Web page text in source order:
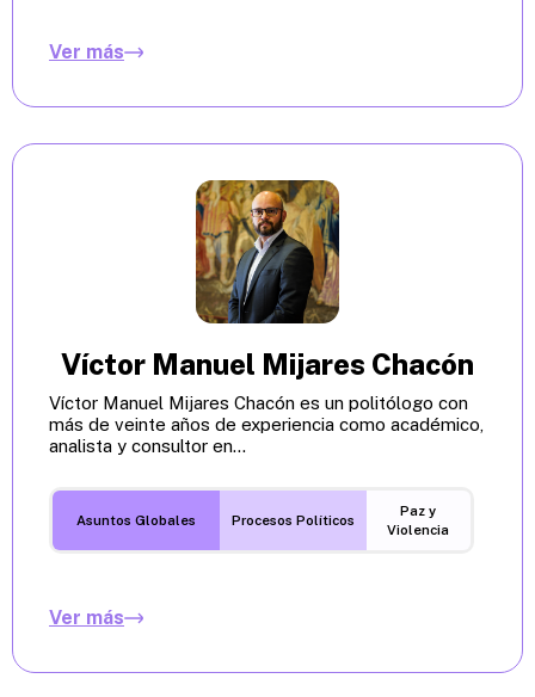
Ver más
Víctor Manuel Mijares Chacón
Víctor Manuel Mijares Chacón es un politólogo con
más de veinte años de experiencia como académico,
analista y consultor en...
Asuntos Globales Procesos Políticos
Paz y
Violencia
Ver más